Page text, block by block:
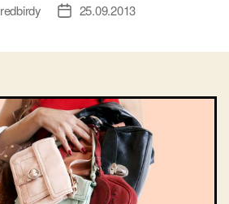
redbirdy
Дата25.09.2013